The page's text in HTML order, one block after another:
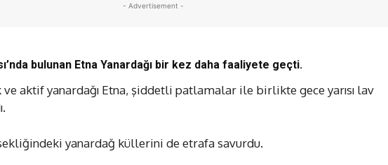
- Advertisement -
bulunan Etna Yanardağı bir kez daha faaliyete geçti.
ve aktif yanardağı Etna, şiddetli patlamalar ile birlikte gece yarısı lav
yanardağ küllerini de etrafa savurdu.